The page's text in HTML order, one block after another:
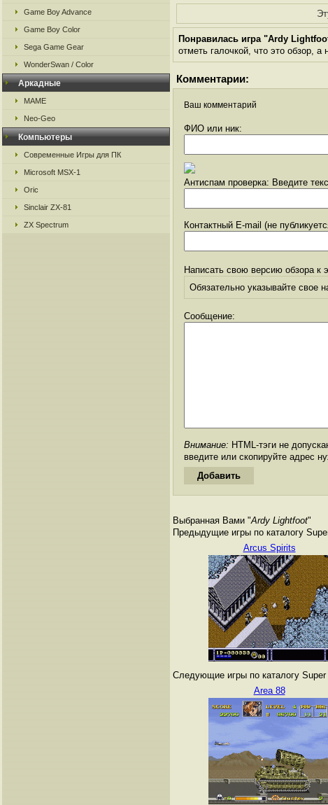
Game Boy Advance
Game Boy Color
Sega Game Gear
WonderSwan / Color
Аркадные
MAME
Neo-Geo
Компьютеры
Современные Игры для ПК
Microsoft MSX-1
Oric
Sinclair ZX-81
ZX Spectrum
Понравилась игра "Ardy
отметь галочкой, что это обзор, а
Комментарии:
Ваш комментарий
ФИО или ник:
Антиспам проверка: Введите
Контактный E-mail (не
Написать свою версию обзора к
Обязательно указывайте свое
Сообщение:
Внимание: HTML-тэги не
введите или скопируйте адрес
Выбранная Вами "Ardy Lightfoot"
Предыдущие игры по каталогу
Arcus Spirits
Следующие игры по каталогу
Area 88